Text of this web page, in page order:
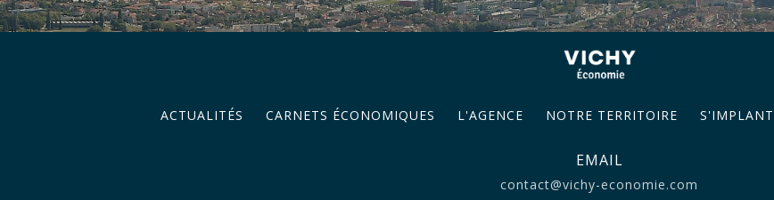
ACTUALITÉS CARNETS ÉCONOMIQUES L'AGENCE NOTRE TERRITOIRE
EMAIL
contact@vichy-economie.com